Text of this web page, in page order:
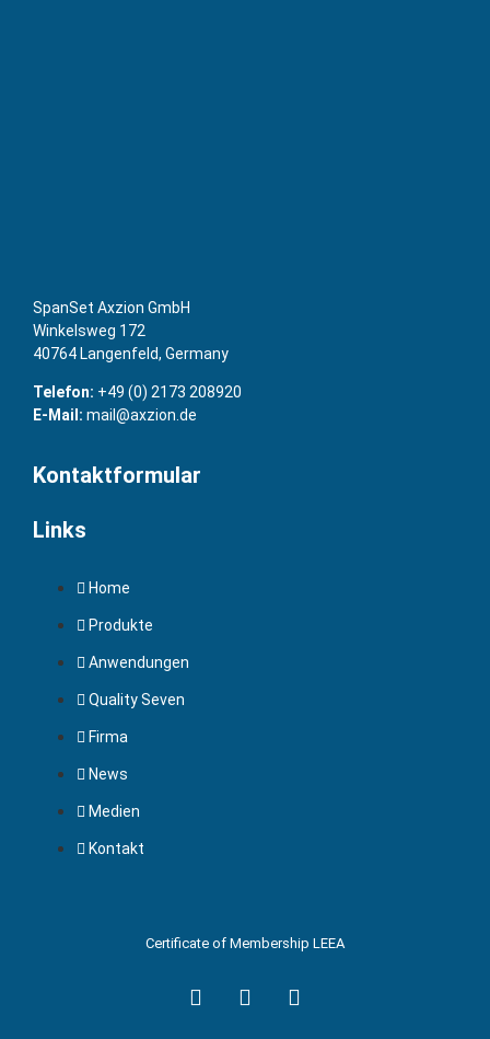
SpanSet Axzion GmbH
Winkelsweg 172
40764 Langenfeld, Germany
Telefon: +49 (0) 2173 208920
E-Mail: mail@axzion.de
Kontaktformular
Links
Home
Produkte
Anwendungen
Quality Seven
Firma
News
Medien
Kontakt
Certificate of Membership LEEA